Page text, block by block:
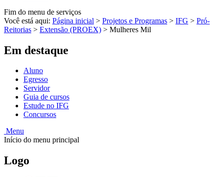
Fim do menu de serviços
Você está aqui: Página inicial > Projetos e Programas > IFG > Pró-
Reitorias > Extensão (PROEX) > Mulheres Mil
Em destaque
Aluno
Egresso
Servidor
Guia de cursos
Estude no IFG
Concursos
Menu
Início do menu principal
Logo